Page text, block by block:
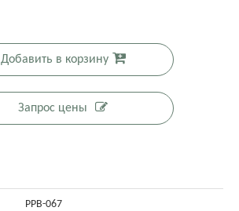
Добавить в корзину
Запрос цены
PPB-067